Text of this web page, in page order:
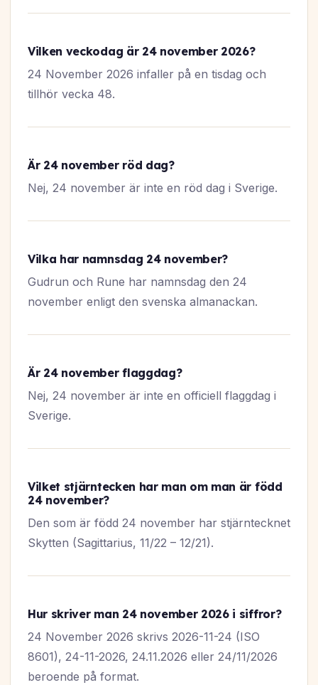
Vilken veckodag är 24 november 2026?
24 November 2026 infaller på en tisdag och
tillhör vecka 48.
Är 24 november röd dag?
Nej, 24 november är inte en röd dag i Sverige.
Vilka har namnsdag 24 november?
Gudrun och Rune har namnsdag den 24
november enligt den svenska almanackan.
Är 24 november flaggdag?
Nej, 24 november är inte en officiell flaggdag i
Sverige.
Vilket stjärntecken har man om man är född
24 november?
Den som är född 24 november har stjärntecknet
Skytten (Sagittarius, 11/22 – 12/21).
Hur skriver man 24 november 2026 i siffror?
24 November 2026 skrivs 2026-11-24 (ISO
8601), 24-11-2026, 24.11.2026 eller 24/11/2026
beroende på format.